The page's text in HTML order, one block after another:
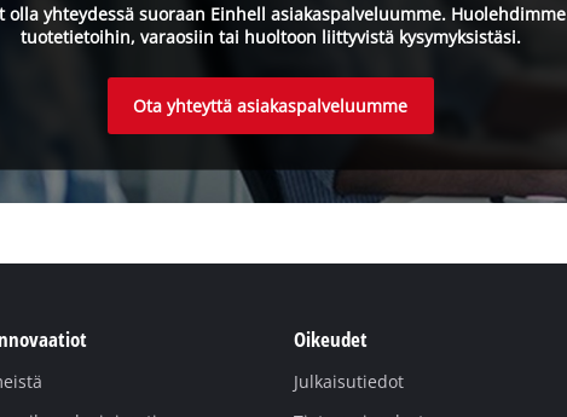
olla yhteydessä suoraan Einhell asiakaspalveluumme. Huolehdimme
tuotetietoihin, varaosiin tai huoltoon liittyvistä kysymyksistäsi.
Ota yhteyttä asiakaspalveluumme
Oikeudet
Julkaisutiedot